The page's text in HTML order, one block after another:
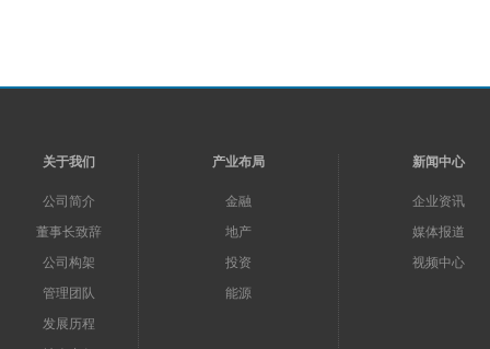
关于我们
公司简介
董事长致辞
公司构架
管理团队
发展历程
产业布局
金融
地产
投资
能源
新闻中心
企业资讯
媒体报道
视频中心